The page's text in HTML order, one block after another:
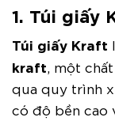
1. Túi giấy
Túi giấy Kraft
kraft , một
qua quy trình
có độ bền cao